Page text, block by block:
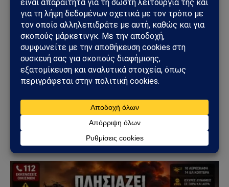
Ηλεκτρική διασύνδεση Ελλάδας–Κύπρου: Η
Meridiam παίρνει τον έλεγχο του GSI – Η Γαλλία
μπαίνει δυναμικά στο γεωπολιτικό παιχνίδι
05/08/2026